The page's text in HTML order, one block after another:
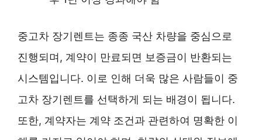
중고차 장기렌트는 종종 국산 차량을 중심으로
진행되며, 계약이 만료되면 보증금이 반환되는
시스템입니다. 이로 인해 더욱 많은 사람들이 중
고차 장기렌트를 선택하게 되는 배경이 됩니다.
또한, 계약자는 계약 조건과 관련하여 명확한 이